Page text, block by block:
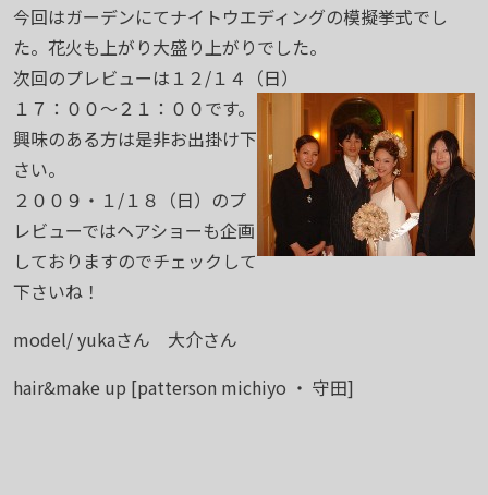
今回はガーデンにてナイトウエディングの模擬挙式でし
た。花火も上がり大盛り上がりでした。
次回のプレビューは１２/１４（日）
１７：００～２１：００です。
興味のある方は是非お出掛け下
さい。
２００９・１/１８（日）のプ
レビューではヘアショーも企画
しておりますのでチェックして
下さいね！
model/ yukaさん 大介さん
hair&make up [patterson michiyo ・ 守田]